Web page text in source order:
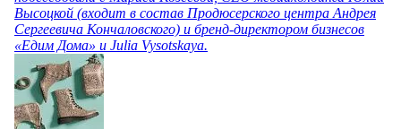
Высоцкой (входит в состав Продюсерского центра Андрея
Сергеевича Кончаловского) и бренд-директором бизнесов
«Едим Дома» и Julia Vysotskaya.